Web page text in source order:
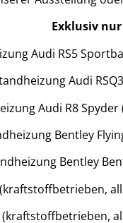
Exklusiv
Audi RS5
Audi
Audi R8 Spyder
Bentley
Bentley